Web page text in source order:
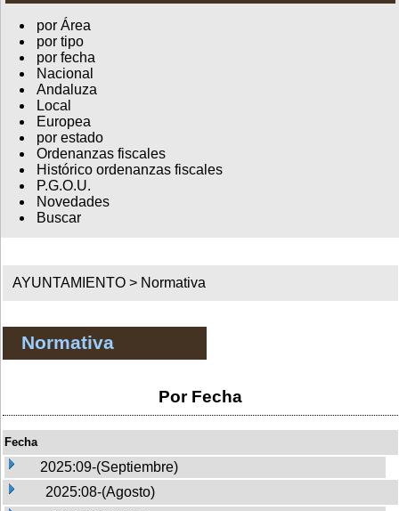
por Área
por tipo
por fecha
Nacional
Andaluza
Local
Europea
por estado
Ordenanzas fiscales
Histórico ordenanzas fiscales
P.G.O.U.
Novedades
Buscar
AYUNTAMIENTO > Normativa
Normativa
Por Fecha
Fecha
2025:09-(Septiembre)
2025:08-(Agosto)